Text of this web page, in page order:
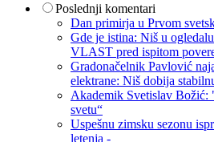
Poslednji komentari
Dan primirja u Prvom
Gde je istina: Niš u
VLAST pred ispitom
Gradonačelnik Pavlović
elektrane: Niš dobija
Akademik Svetislav
svetu“
Uspešnu zimsku sezonu
letenja -